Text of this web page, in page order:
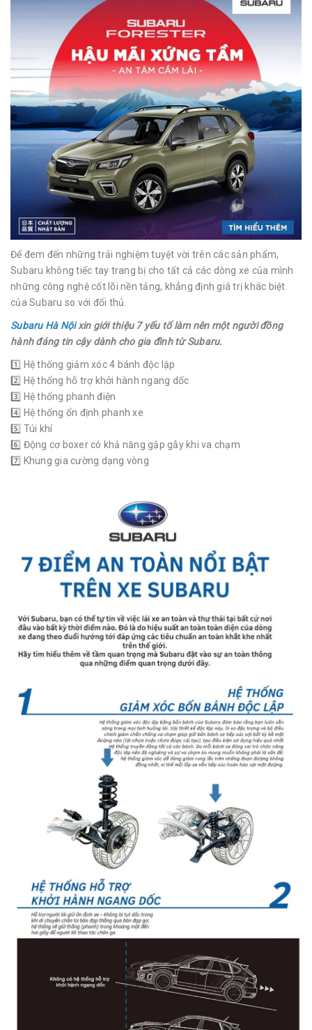
Để đem đến những trải nghiệm tuyệt vời trên các sản phẩm,
Subaru không tiếc tay trang bị cho tất cả các dòng xe của mình
những công nghệ cốt lõi nền tảng, khẳng định giá trị khác biệt
của Subaru so với đối thủ.
Subaru Hà Nộixin giới thiệu 7 yếu tố làm nên một người đồng
hành đáng tin cậy dành cho gia đình từ Subaru.
1️⃣ Hệ thống giảm xóc 4 bánh độc lập
2️⃣ Hệ thống hỗ trợ khởi hành ngang dốc
3️⃣ Hệ thống phanh điện
4️⃣ Hệ thống ổn định phanh xe
5️⃣ Túi khí
6️⃣ Động cơ boxer có khả năng gập gẫy khi va chạm
7️⃣ Khung gia cường dạng vòng